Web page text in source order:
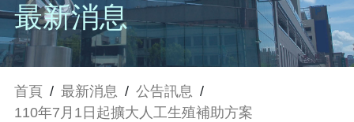
最新消息
首頁 / 最新消息 / 公告訊息 /
110年7月1日起擴大人工生殖補助方案